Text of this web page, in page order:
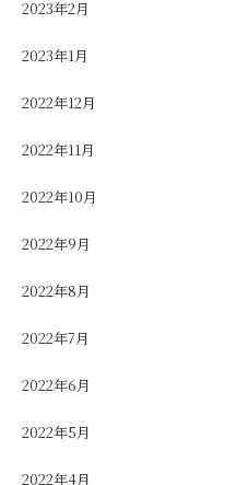
2023年2月
2023年1月
2022年12月
2022年11月
2022年10月
2022年9月
2022年8月
2022年7月
2022年6月
2022年5月
2022年4月